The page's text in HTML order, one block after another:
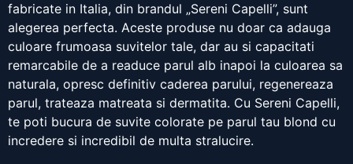
fabricate in Italia, din brandul „Sereni Capelli”, sunt
alegerea perfecta. Aceste produse nu doar ca adauga
culoare frumoasa suvitelor tale, dar au si capacitati
remarcabile de a readuce parul alb inapoi la culoarea sa
naturala, opresc definitiv caderea parului, regenereaza
parul, trateaza matreata si dermatita. Cu Sereni Capelli,
te poti bucura de suvite colorate pe parul tau blond cu
incredere si incredibil de multa stralucire.